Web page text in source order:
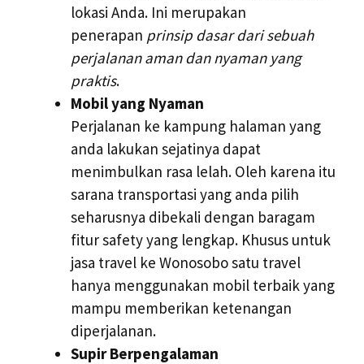
lokasi Anda. Ini merupakan
penerapan prinsip dasar dari sebuah
perjalanan aman dan nyaman yang
praktis.
Mobil yang Nyaman
Perjalanan ke kampung halaman yang
anda lakukan sejatinya dapat
menimbulkan rasa lelah. Oleh karena itu
sarana transportasi yang anda pilih
seharusnya dibekali dengan baragam
fitur safety yang lengkap. Khusus untuk
jasa travel ke Wonosobo satu travel
hanya menggunakan mobil terbaik yang
mampu memberikan ketenangan
diperjalanan.
Supir Berpengalaman